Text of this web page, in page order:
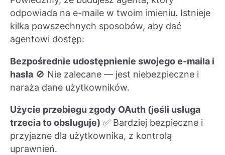
odpowiada na e-maile w twoim imieniu. Istnieje
kilka powszechnych sposobów, aby dać
agentowi dostęp:
Bezpośrednie udostępnienie swojego e-maila i
hasła 🚫 Nie zalecane — jest niebezpieczne i
naraża dane użytkowników.
Użycie przebiegu zgody OAuth (jeśli usługa
trzecia to obsługuje) ✅ Bardziej bezpieczne i
przyjazne dla użytkownika, z kontrolą
uprawnień.